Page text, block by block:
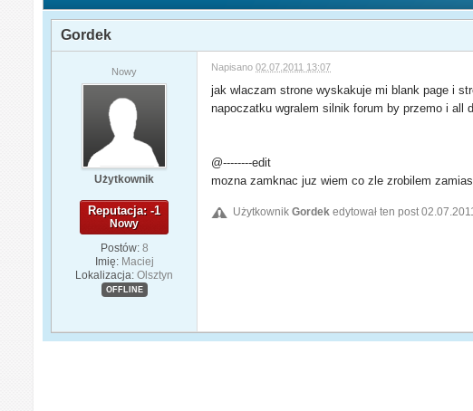
Gordek
Nowy
Użytkownik
Reputacja: -1
Nowy
Postów: 8
Imię: Maciej
Lokalizacja: Olsztyn
OFFLINE
Napisano02.07.2011 13:07
jak wlaczam strone wyskakuje mi blank page i
napoczatku wgralem silnik forum by przemo i all
@--------edit
mozna zamknac juz wiem co zle zrobilem
UżytkownikGordek edytował ten post